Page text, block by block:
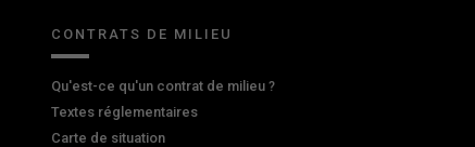
CONTRATS DE MILIEU
Qu'est-ce qu'un contrat de milieu ?
Textes réglementaires
Carte de situation